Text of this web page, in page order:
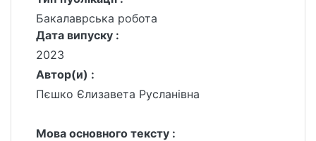
Бакалаврська робота
Дата випуску :
2023
Автор(и) :
Пєшко Єлизавета Русланівна
Мова основного тексту :